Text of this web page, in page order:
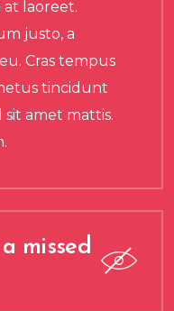
laoreet.
justo, a
Cras tempus
tincidunt
sit amet mattis.
missed